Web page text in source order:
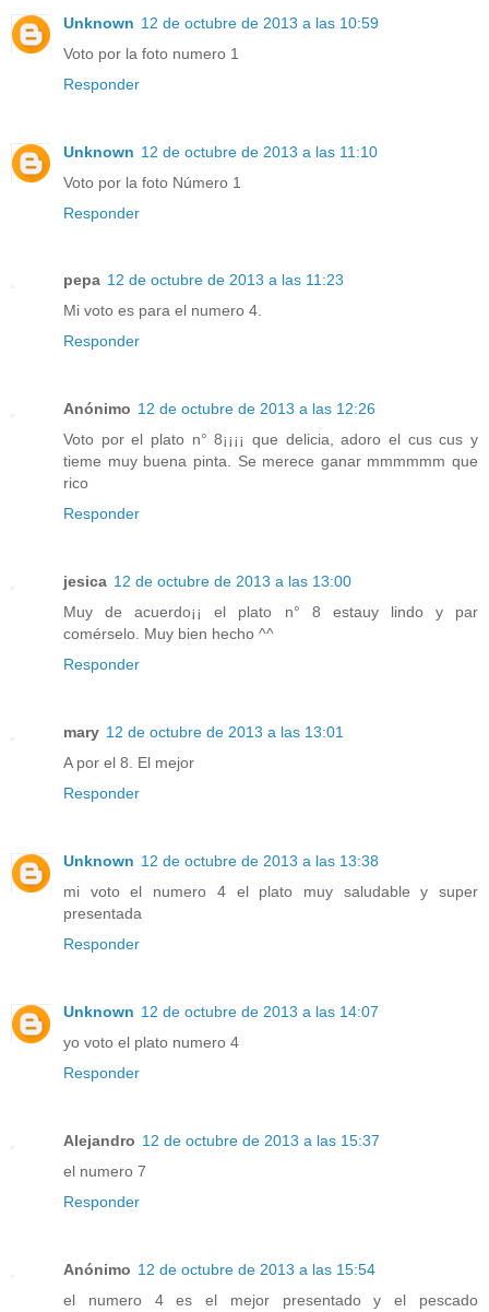
Unknown 12 de octubre de 2013 a las 10:59
Voto por la foto numero 1
Responder
Unknown 12 de octubre de 2013 a las 11:10
Voto por la foto Número 1
Responder
pepa 12 de octubre de 2013 a las 11:23
Mi voto es para el numero 4.
Responder
Anónimo 12 de octubre de 2013 a las 12:26
Voto por el plato n° 8¡¡¡¡ que delicia, adoro el cus cus y
tieme muy buena pinta. Se merece ganar mmmmmm que
rico
Responder
jesica 12 de octubre de 2013 a las 13:00
Muy de acuerdo¡¡ el plato n° 8 estauy lindo y par
comérselo. Muy bien hecho ^^
Responder
mary 12 de octubre de 2013 a las 13:01
A por el 8. El mejor
Responder
Unknown 12 de octubre de 2013 a las 13:38
mi voto el numero 4 el plato muy saludable y super
presentada
Responder
Unknown 12 de octubre de 2013 a las 14:07
yo voto el plato numero 4
Responder
Alejandro 12 de octubre de 2013 a las 15:37
el numero 7
Responder
Anónimo 12 de octubre de 2013 a las 15:54
el numero 4 es el mejor presentado y el pescado